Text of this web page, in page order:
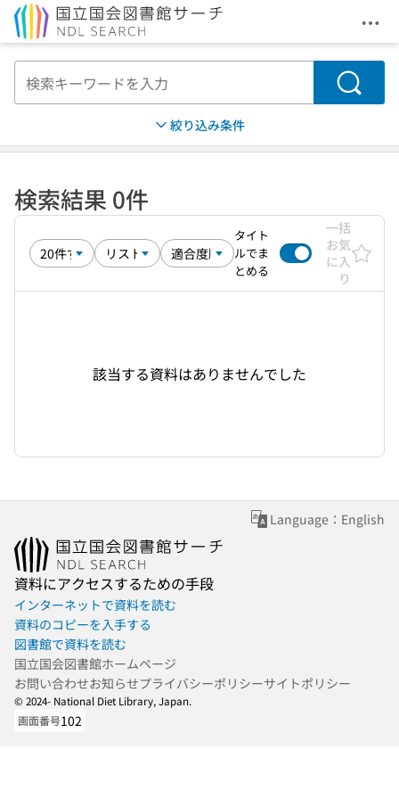
メ
検索
絞り込み条件
検索結果 0件
タイト
ルでま
とめる
一括
お気
に入
り
該当する資料はありませんでした
Language：English
資料にアクセスするための手段
インターネットで資料を読む
資料のコピーを入手する
図書館で資料を読む
国立国会図書館ホームページ
お問い合わせお知らせプライバシーポリシーサイトポリシー
© 2024- National Diet Library, Japan.
画面番号102